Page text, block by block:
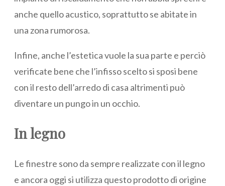
anche quello acustico, soprattutto se abitate in
una zona rumorosa.
Infine, anche l’estetica vuole la sua parte e perciò
verificate bene che l’infisso scelto si sposi bene
con il resto dell’arredo di casa altrimenti può
diventare un pungo in un occhio.
In legno
Le finestre sono da sempre realizzate con il legno
e ancora oggi si utilizza questo prodotto di origine